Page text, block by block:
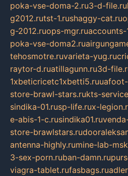
poka-vse-doma-2.ru3-d-file.ru
g2012.rutst-1.rushaggy-cat.ru
g-2012.ruops-mgr.ruaccounts-
poka-vse-doma2.ru
tehosmotre.ruvarieta-yug.ru
raytor-d.ruatillagunn.ru3d-
1xbeticricetc1xbetti5.ru
store-brawl-stars.rukts-
sindika-01.rusp-life.rux-
e-abis-1-c.rusindika01.ru
store-brawlstars.ru
antenna-highly.rumine-lab-
3-sex-porn.ruban-damn.ru
viagra-tablet.rufasbags.ru